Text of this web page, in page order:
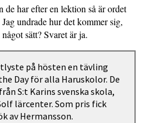
de har efter en lektion så är ordet
undrade hur det kommer sig,
sätt? Svaret är ja.
på hösten en tävling
Day för alla Haruskolor. De
S:t Karins svenska skola,
lärcenter. Som pris fick
av Hermansson.